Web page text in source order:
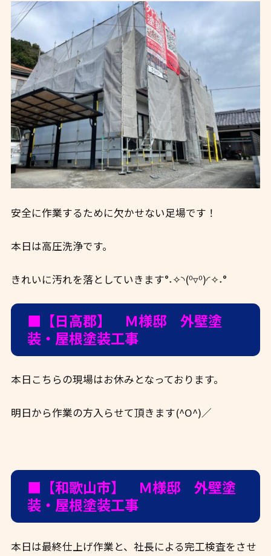
安全に作業するために欠かせない足場です！
本日は高圧洗浄です。
きれいに汚れを落としていきます°˖✧◝(⁰▿⁰)◜✧˖°
■【日高郡】 Ｍ様邸 外壁塗
装・屋根塗装工事
本日こちらの現場はお休みとなっております。
明日から作業の方入らせて頂きます(^O^)／
■【和歌山市】 Ｍ様邸 外壁塗
装・屋根塗装工事
本日は最終仕上げ作業と、社長による完工検査をさせ